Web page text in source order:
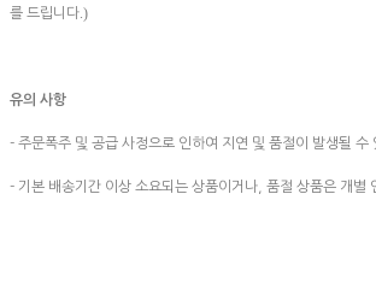
를 드립니다.)
유의 사항
- 주문폭주 및 공급 사정으로 인하여 지연 및 품절이 발생될 수
- 기본 배송기간 이상 소요되는 상품이거나, 품절 상품은 개별